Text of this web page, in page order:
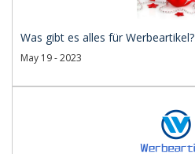
Was gibt es alles für Werbeartikel?
May 19 - 2023